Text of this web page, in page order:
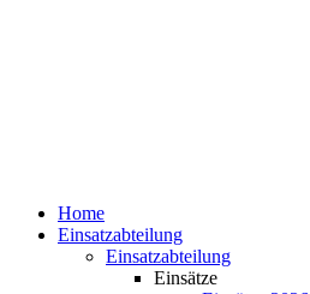
Home
Einsatzabteilung
Einsatzabteilung
Einsätze